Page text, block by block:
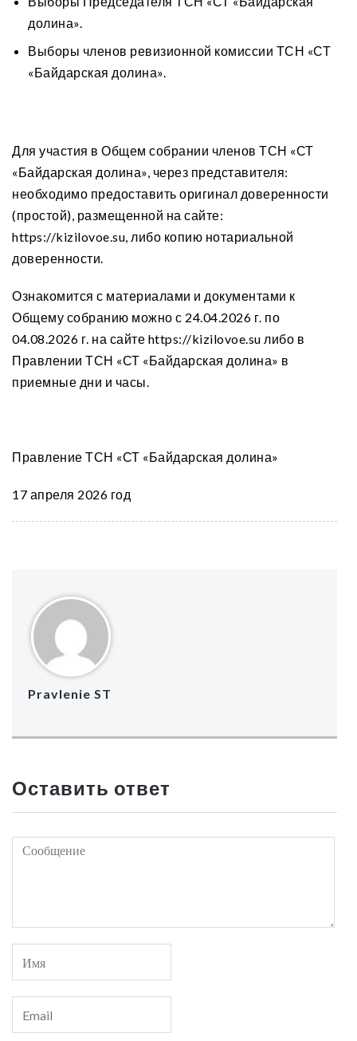
долина».
Выборы членов ревизионной комиссии ТСН «СТ
«Байдарская долина».
Для участия в Общем собрании членов ТСН «СТ
«Байдарская долина», через представителя:
необходимо предоставить оригинал доверенности
(простой), размещенной на сайте:
https://kizilovoe.su, либо копию нотариальной
доверенности.
Ознакомится с материалами и документами к
Общему собранию можно с 24.04.2026 г. по
04.08.2026 г. на сайте https://kizilovoe.su либо в
Правлении ТСН «СТ «Байдарская долина» в
приемные дни и часы.
Правление ТСН «СТ «Байдарская долина»
17 апреля 2026 год
Pravlenie ST
Оставить ответ